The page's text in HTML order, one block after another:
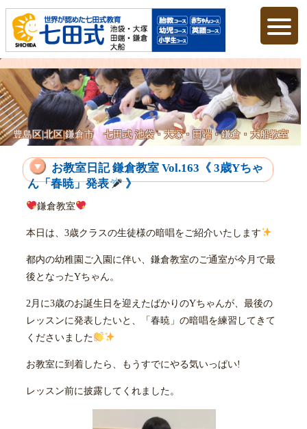
豊島区|北区|鎌倉市 七田式 池袋・大塚・田端・鎌倉・大船教室
お教室日記 鎌倉教室 Vol.163《 3歳Yちゃ
ん「春暁」発表
》
鎌倉教室
本日は、3歳クラスの生徒様の暗唱をご紹介いたします
都内の幼稚園ご入園に伴い、鎌倉教室のご通室が今月で最
後となったYちゃん。
2月に3歳のお誕生日を迎えたばかりのYちゃんが、最後の
レッスンに発表したいと、「春暁」の暗唱を練習してきて
くださいました
お教室に到着したら、もうすでにやる気いっぱい!
レッスン前に披露してくれました。